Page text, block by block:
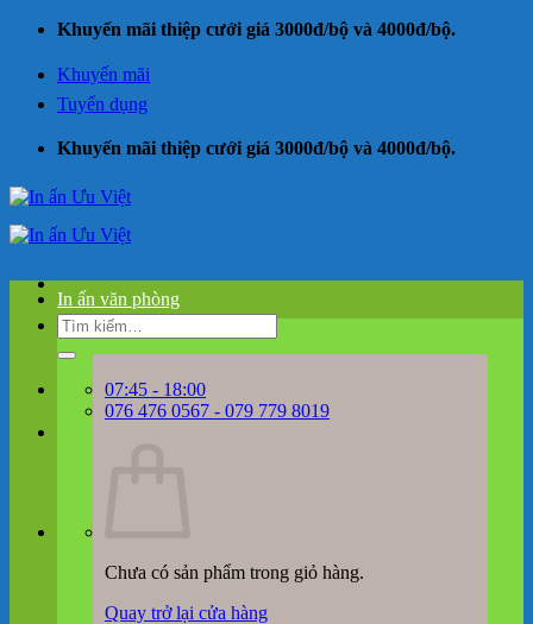
Khuyến mãi thiệp cưới giá 3000đ/bộ và 4000đ/bộ.
Khuyến mãi
Tuyển dụng
Khuyến mãi thiệp cưới giá 3000đ/bộ và 4000đ/bộ.
Tìm
kiếm:
07:45 - 18:00
076 476 0567 - 079 779 8019
Chưa có sản phẩm trong giỏ hàng.
Quay trở lại cửa hàng
In ấn văn phòng